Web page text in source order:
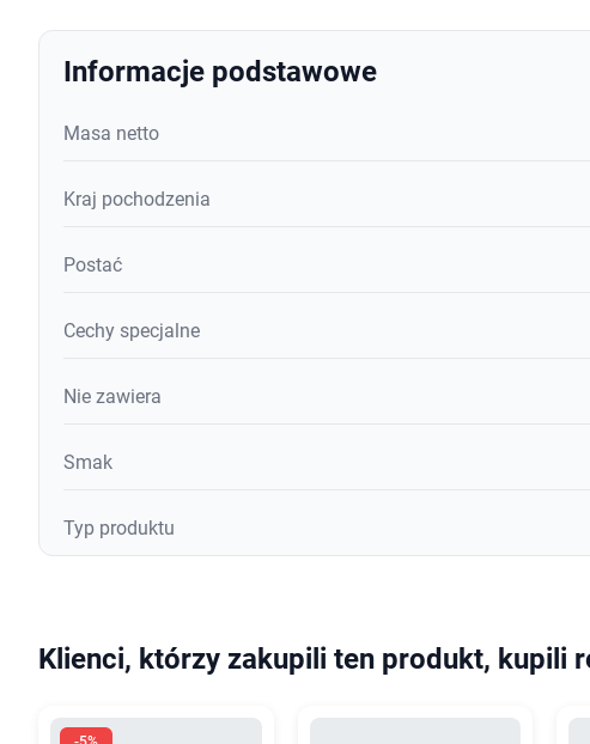
Informacje podstawowe
Masa netto
Kraj pochodzenia
Postać
Cechy specjalne
Nie zawiera
Smak
Typ produktu
Klienci, którzy zakupili ten produkt, kupili